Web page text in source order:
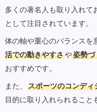
多くの著名人も取り入れて
として注目されています。
体の軸や重心のバランスを
活での動きやすさや姿勢づ
おすすめです。
また、
スポーツのコンディ
目的に取り入れられること